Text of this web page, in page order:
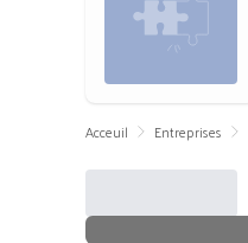
Acceuil
Entreprises